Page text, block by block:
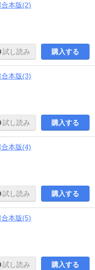
本版(2)
試し読み 購入する
本版(3)
試し読み 購入する
本版(4)
試し読み 購入する
本版(5)
試し読み 購入する